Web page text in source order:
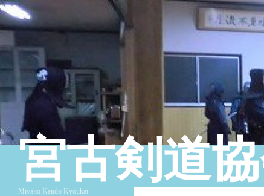
宮古剣道
検索
Miyako Kendo Kyoukai